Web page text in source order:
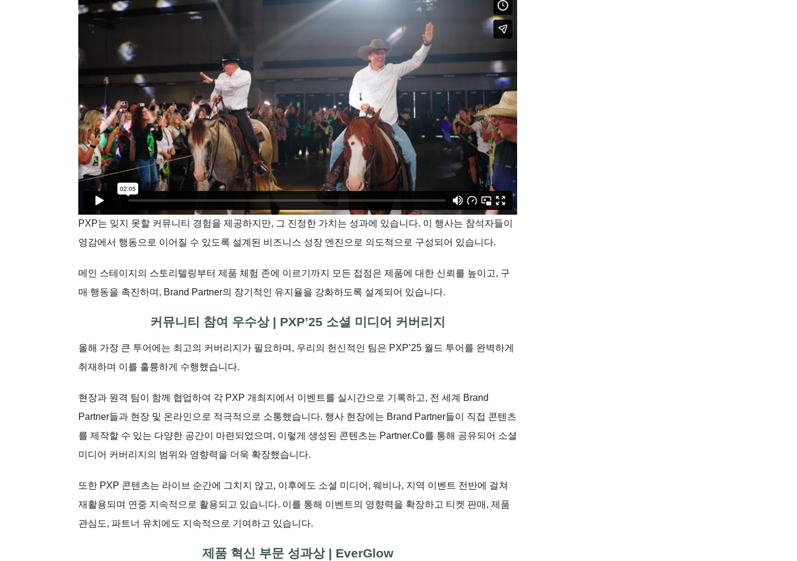
PXP는 잊지 못할 커뮤니티 경험을 제공하지만, 그 진정한 가치는 성과에 있습니다. 이 행사는 참석자들이
영감에서 행동으로 이어질 수 있도록 설계된 비즈니스 성장 엔진으로 의도적으로 구성되어 있습니다.
메인 스테이지의 스토리텔링부터 제품 체험 존에 이르기까지 모든 접점은 제품에 대한 신뢰를 높이고, 구
매 행동을 촉진하며, Brand Partner의 장기적인 유지율을 강화하도록 설계되어 있습니다.
커뮤니티 참여 우수상 | PXP’25 소셜 미디어 커버리지
올해 가장 큰 투어에는 최고의 커버리지가 필요하며, 우리의 헌신적인 팀은 PXP’25 월드 투어를 완벽하게
취재하며 이를 훌륭하게 수행했습니다.
현장과 원격 팀이 함께 협업하여 각 PXP 개최지에서 이벤트를 실시간으로 기록하고, 전 세계 Brand
Partner들과 현장 및 온라인으로 적극적으로 소통했습니다. 행사 현장에는 Brand Partner들이 직접 콘텐츠
를 제작할 수 있는 다양한 공간이 마련되었으며, 이렇게 생성된 콘텐츠는 Partner.Co를 통해 공유되어 소셜
미디어 커버리지의 범위와 영향력을 더욱 확장했습니다.
또한 PXP 콘텐츠는 라이브 순간에 그치지 않고, 이후에도 소셜 미디어, 웨비나, 지역 이벤트 전반에 걸쳐
재활용되며 연중 지속적으로 활용되고 있습니다. 이를 통해 이벤트의 영향력을 확장하고 티켓 판매, 제품
관심도, 파트너 유치에도 지속적으로 기여하고 있습니다.
제품 혁신 부문 성과상 | EverGlow